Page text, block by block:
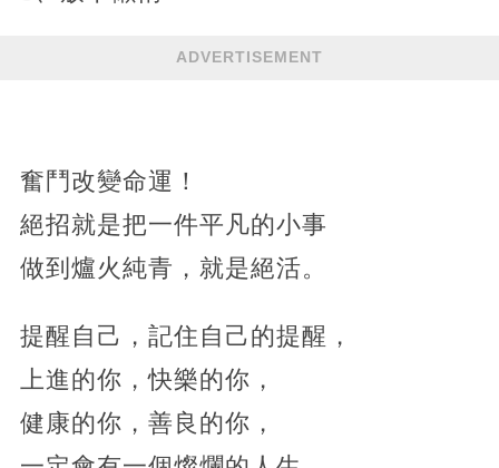
ADVERTISEMENT
奮鬥改變命運！
絕招就是把一件平凡的小事
做到爐火純青，就是絕活。
提醒自己，記住自己的提醒，
上進的你，快樂的你，
健康的你，善良的你，